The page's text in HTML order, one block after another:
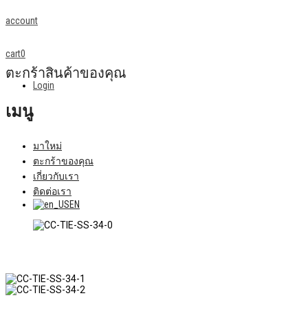
account
Login
cart0
ตะกร้าสินค้าของคุณ
เมนู
มาใหม่
ตะกร้าของคุณ
เกี่ยวกับเรา
ติดต่อเรา
EN